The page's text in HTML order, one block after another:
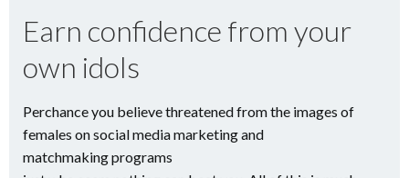
Earn confidence from your
own idols
Perchance you believe threatened from the images of
females on social media marketing and
matchmaking programs